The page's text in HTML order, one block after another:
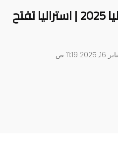
شروط الهجرة لاستراليا 2025 | استراليا تفتح